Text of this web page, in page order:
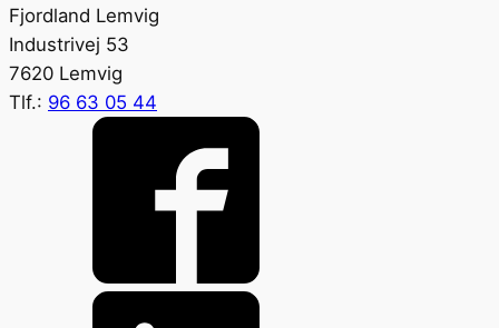
Fjordland Lemvig
Industrivej 53
7620 Lemvig
Tlf.: 96 63 05 44